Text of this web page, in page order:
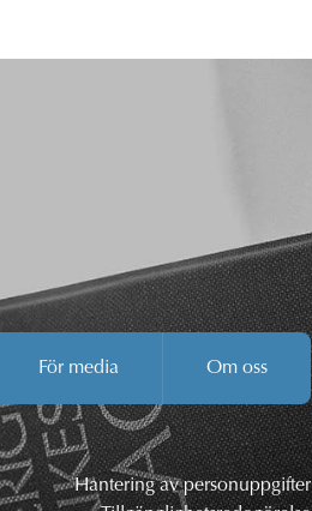
För media Om oss
Hantering av personuppgifter